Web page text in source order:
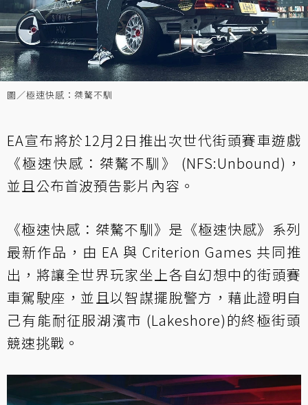
圖／極速快感：桀驁不馴
EA宣布將於12月2日推出次世代街頭賽車遊戲
《極速快感：桀驁不馴》 (NFS:Unbound)，
並且公布首波預告影片內容。
《極速快感：桀驁不馴》是《極速快感》系列
最新作品，由 EA 與 Criterion Games 共同推
出，將讓全世界玩家坐上各自幻想中的街頭賽
車駕駛座，並且以智謀擺脫警方，藉此證明自
己有能耐征服湖濱市 (Lakeshore)的終極街頭
競速挑戰。